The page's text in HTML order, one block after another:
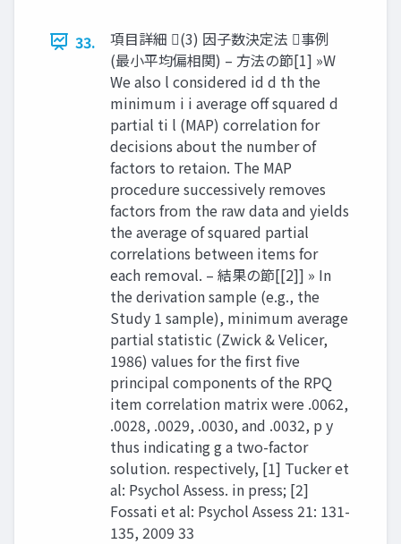
33.
項目詳細 (3) 因子数決定法 事例
(最小平均偏相関) – 方法の節[1] »W
We also l considered id d th the
minimum i i average off squared d
partial ti l (MAP) correlation for
decisions about the number of
factors to retaion. The MAP
procedure successively removes
factors from the raw data and yields
the average of squared partial
correlations between items for
each removal. – 結果の節[[2]] » In
the derivation sample (e.g., the
Study 1 sample), minimum average
partial statistic (Zwick & Velicer,
1986) values for the first five
principal components of the RPQ
item correlation matrix were .0062,
.0028, .0029, .0030, and .0032, p y
thus indicating g a two-factor
solution. respectively, [1] Tucker et
al: Psychol Assess. in press; [2]
Fossati et al: Psychol Assess 21: 131-
135, 2009 33